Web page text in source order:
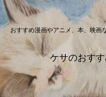
おすすめ漫画やアニメ、本、映画
ケサのおす